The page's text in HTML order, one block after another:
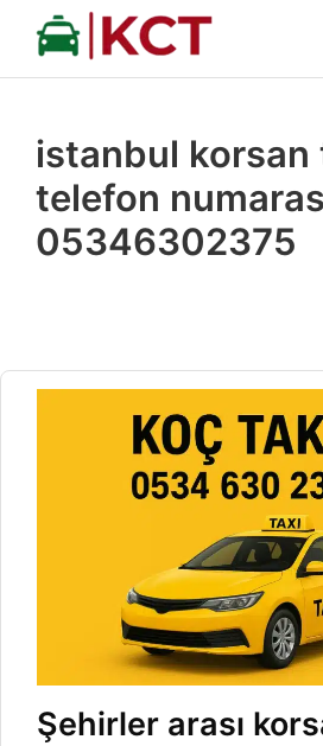
İçeriğe
istanbul korsan
telefon
05346302375
Şehirler arası